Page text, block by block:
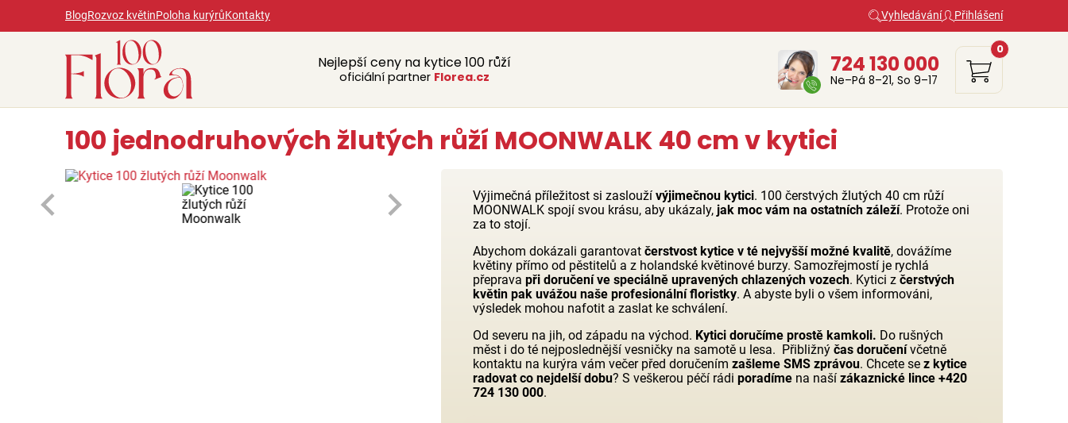
BlogRozvoz květinPoloha kurýrůKontakty Vyhledávání Přihlášení
Nejlepší ceny na kytice 100 růží
oficiální partner Florea.cz 724 130 000
Ne–Pá 8–21, So 9–17
0
100 jednodruhových žlutých růží MOONWALK 40 cm v kytici
Výjimečná příležitost si zasloužívýjimečnou kytici. 100 čerstvých žlutých 40 cm růží
MOONWALK spojí svou krásu, aby ukázaly,jak moc vám na ostatních záleží. Protože oni
za to stojí.
Abychom dokázali garantovatčerstvost kytice v té nejvyšší možné kvalitě, dovážíme
květiny přímo od pěstitelů a z holandské květinové burzy. Samozřejmostí je rychlá
přepravapři doručení ve speciálně upravených chlazených vozech. Kytici zčerstvých
květin pak uvážou naše profesionální floristky. A abyste byli o všem informováni,
výsledek mohou nafotit a zaslat ke schválení.
Od severu na jih, od západu na východ. Kytici doručíme prostě kamkoli. Do rušných
měst i do té nejposlednější vesničky na samotě u lesa. Přibližnýčas doručenívčetně
kontaktu na kurýra vám večer před doručenímzašleme SMS zprávou. Chcete sez kytice
radovat co nejdelší dobu? S veškerou péčí rádiporadíme na našízákaznické lince +420
724 130 000.